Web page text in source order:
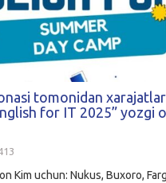
tomonidan
for IT 2025” yozgi
Kim uchun: Nukus, Buxoro,